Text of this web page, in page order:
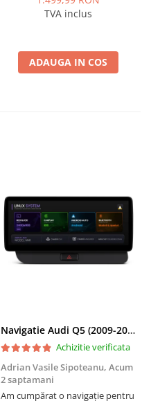
Wireless, MirrorLink,
BGRKITBM004
TVA inclus
ADAUGA IN COS
Navigatie Audi Q5 (2009-2017), Linux OS & OEM, MMI 3G, CarPlay & Android Auto Wireless, MirrorLink, Camera AHD, 12.3 Inch - AD-BGAALNXH+AD-BGRKITQ5002
Achizitie verificata
Adrian Vasile Sipoteanu, Acum
2 saptamani
Am cumpărat o navigație pentru